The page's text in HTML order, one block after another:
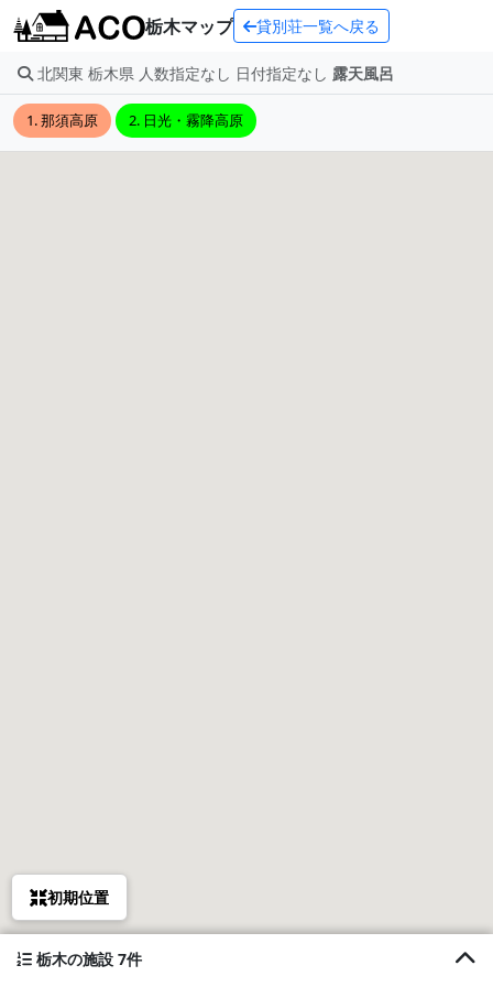
栃木マップ 貸別荘一覧へ戻る
北関東 栃木県 人数指定なし 日付指定なし 露天風呂
1. 那須高原 2. 日光・霧降高原
初期位置
栃木の施設 7件1. アニマーレ in 那須